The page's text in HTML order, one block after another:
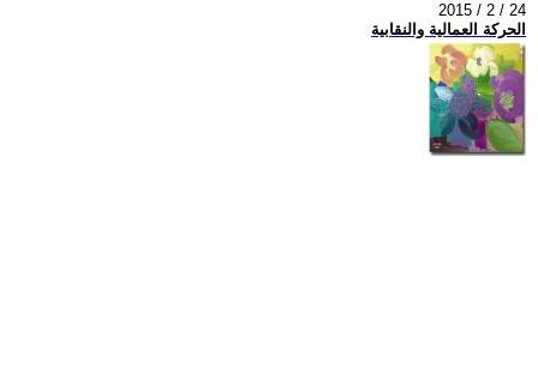
2015 / 2 / 24
الحركة العمالية والنقابية